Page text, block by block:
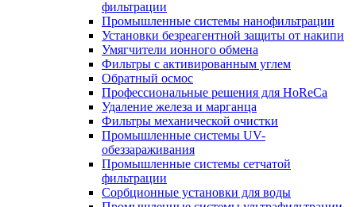
фильтрации
Промышленные системы нанофильтрации
Установки безреагентной защиты от накипи
Умягчители ионного обмена
Фильтры с активированным углем
Обратный осмос
Профессиональные решения для HoReCa
Удаление железа и марганца
Фильтры механической очистки
Промышленные системы UV-
обеззараживания
Промышленные системы сетчатой
фильтрации
Сорбционные установки для воды